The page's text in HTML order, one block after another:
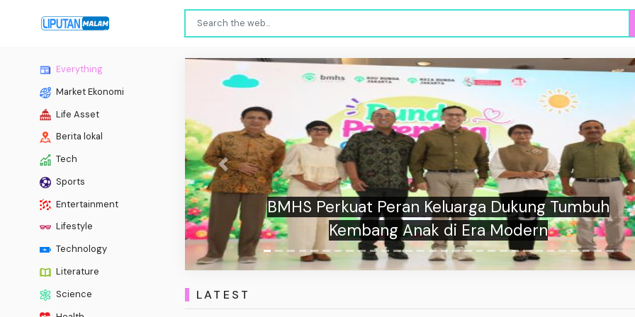
Everything
Market Ekonomi
Life Asset
Berita lokal
Tech
Sports
Entertainment
Lifestyle
Technology
Literature
Science
Didukung Penuh Trump, Politisi Anti Islam Ini
Kalah dalam Pemilu Pendahuluan Partai Republik
Previous
LATEST